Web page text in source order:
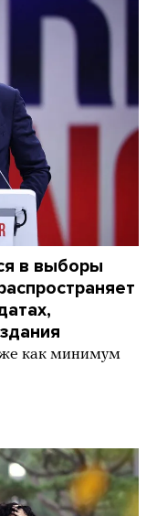
в выборы
как минимум